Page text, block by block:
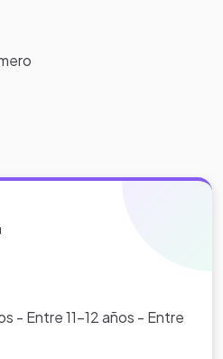
actividades a realizar por
- Entre 11-12 años - Entre